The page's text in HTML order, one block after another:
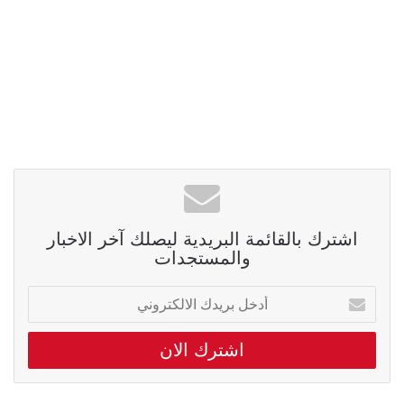
اشترك بالقائمة البريدية ليصلك آخر الاخبار
والمستجدات
أدخل
بريدك
الالكتروني